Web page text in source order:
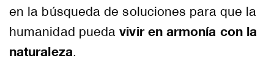
en la búsqueda de soluciones para que la
humanidad puedavivir en armonía con la
naturaleza.